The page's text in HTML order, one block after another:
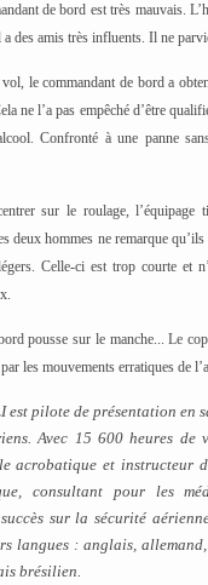
de bord est très mauvais.
a des amis très influents. Il ne
le commandant de bord a
ne l’a pas empêché d’être
Confronté à une panne
sur le roulage, l’équipage
deux hommes ne remarque
Celle-ci est trop courte et
pousse sur le manche... Le
les mouvements erratiques de
est pilote de présentation en
Avec 15 600 heures de
acrobatique et instructeur
consultant pour les
sur la sécurité
langues : anglais,
brésilien.